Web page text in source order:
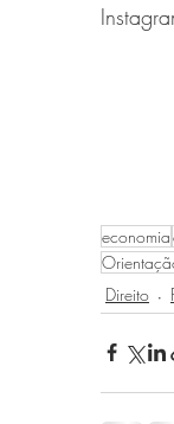
economia
Direito